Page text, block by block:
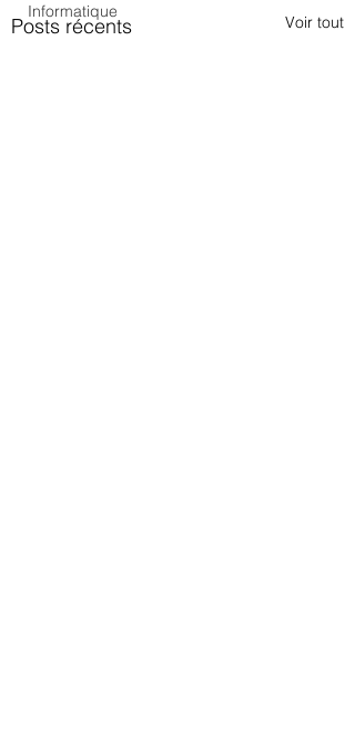
Informatique
Posts récents Voir tout